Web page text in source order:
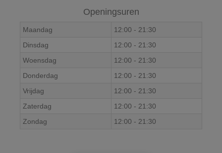
Openingsuren
Maandag 12:00 - 21:30
Dinsdag
12:00 - 21:30
Woensdag
12:00 - 21:30
Donderdag
12:00 - 21:30
Vrijdag
12:00 - 21:30
Zaterdag
12:00 - 21:30
Zondag
12:00 - 21:30